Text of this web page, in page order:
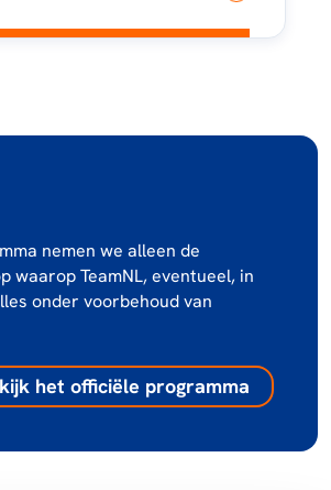
nemen we alleen de
waarop TeamNL, eventueel, in
onder voorbehoud van
het officiële programma